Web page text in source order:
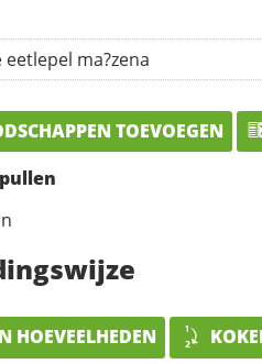
eetlepel ma?zena
TOEVOEGEN
HOEVEELHEDEN